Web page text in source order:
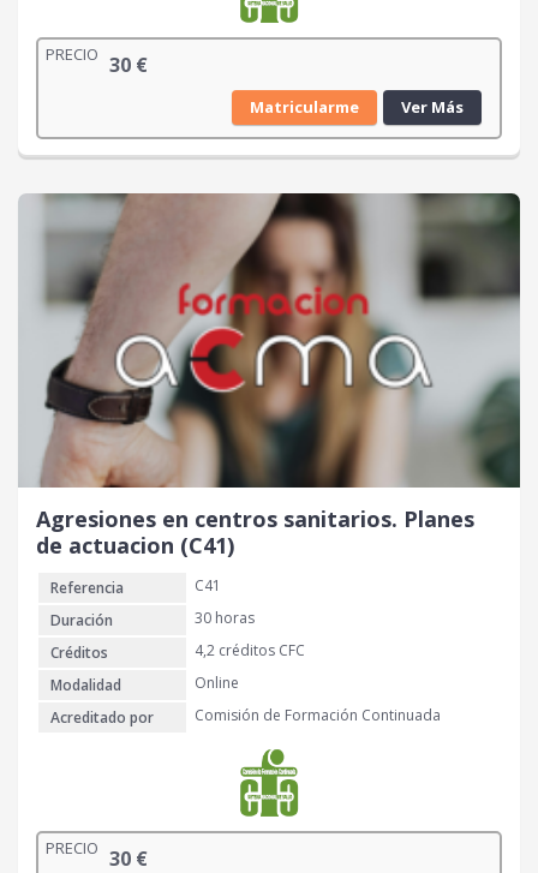
PRECIO 30 €
Matricularme Ver Más
Agresiones en centros sanitarios. Planes
de actuacion (C41)
Referencia
C41
Duración
30 horas
Créditos
4,2 créditos CFC
Modalidad
Online
Acreditado por
Comisión de Formación Continuada
PRECIO 30 €